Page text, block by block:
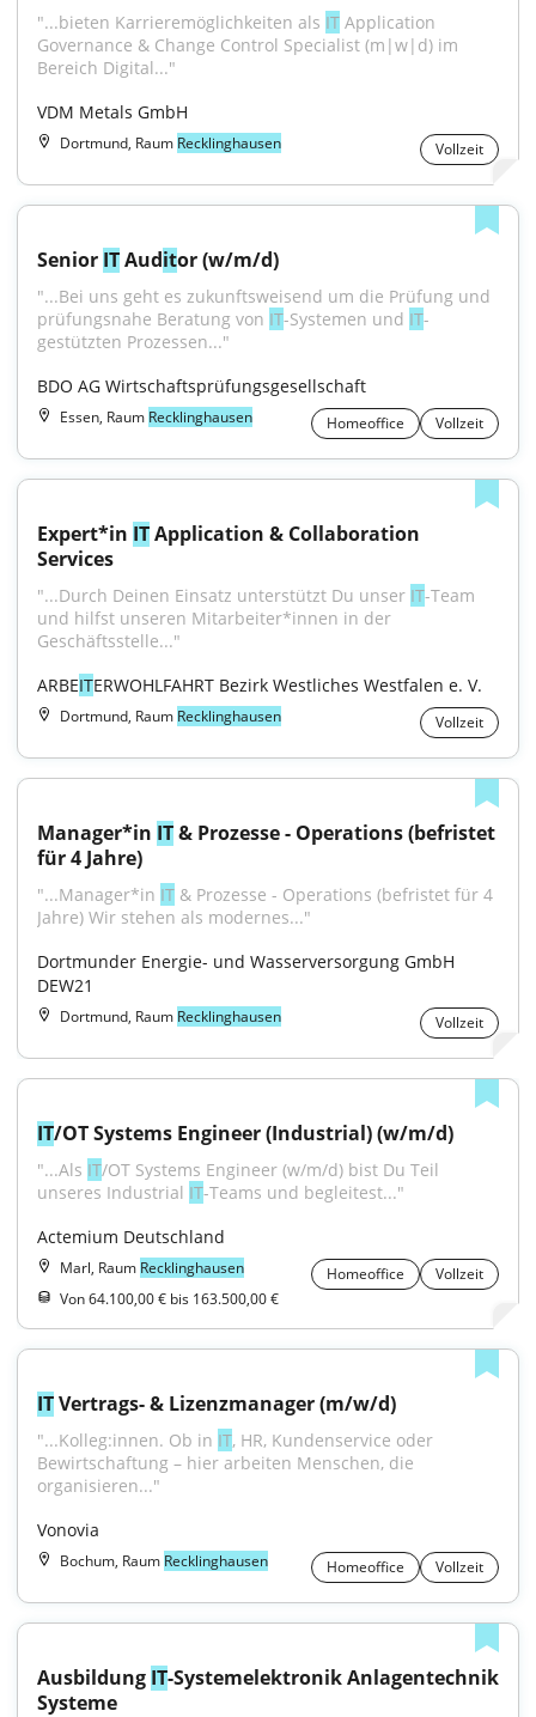
"...bieten Karrieremöglichkeiten als IT Application
Governance & Change Control Specialist (m|w|d) im
Bereich Digital..."
VDM Metals GmbH
Dortmund, Raum Recklinghausen Vollzeit
Senior IT Auditor (w/m/d)
"...Bei uns geht es zukunftsweisend um die Prüfung und
prüfungsnahe Beratung von IT-Systemen und IT-
gestützten Prozessen..."
BDO AG Wirtschaftsprüfungsgesellschaft
Essen, Raum Recklinghausen Homeoffice Vollzeit
Expert*in IT Application & Collaboration
Services
"...Durch Deinen Einsatz unterstützt Du unser IT-Team
und hilfst unseren Mitarbeiter*innen in der
Geschäftsstelle..."
ARBEITERWOHLFAHRT Bezirk Westliches Westfalen e. V.
Dortmund, Raum Recklinghausen Vollzeit
Manager*in IT & Prozesse - Operations (befristet
für 4 Jahre)
"...Manager*in IT & Prozesse - Operations (befristet für 4
Jahre) Wir stehen als modernes..."
Dortmunder Energie- und Wasserversorgung GmbH
DEW21
Dortmund, Raum Recklinghausen Vollzeit
IT/OT Systems Engineer (Industrial) (w/m/d)
"...Als IT/OT Systems Engineer (w/m/d) bist Du Teil
unseres Industrial IT-Teams und begleitest..."
Actemium Deutschland
Marl, Raum Recklinghausen Homeoffice
Vollzeit
Von 64.100,00 € bis 163.500,00 €
IT Vertrags- & Lizenzmanager (m/w/d)
"...Kolleg:innen. Ob in IT, HR, Kundenservice oder
Bewirtschaftung – hier arbeiten Menschen, die
organisieren..."
Vonovia
Bochum, Raum Recklinghausen Homeoffice Vollzeit
Ausbildung IT-Systemelektronik Anlagentechnik
Systeme